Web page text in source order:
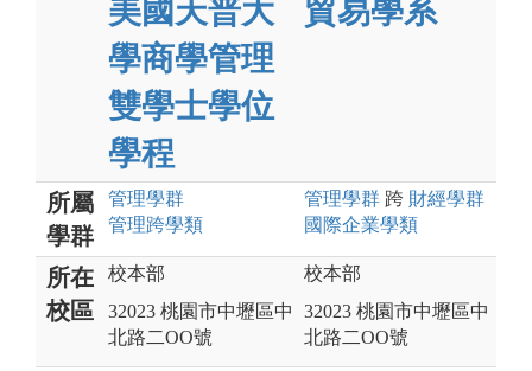
美國天普大
學商學管理
雙學士學位
學程
貿易學系
所屬
學群
管理學群
管理跨學類
管理學群 跨 財經學群
國際企業學類
所在
校區
校本部
32023 桃園市中壢區中
北路二OO號
校本部
32023 桃園市中壢區中
北路二OO號